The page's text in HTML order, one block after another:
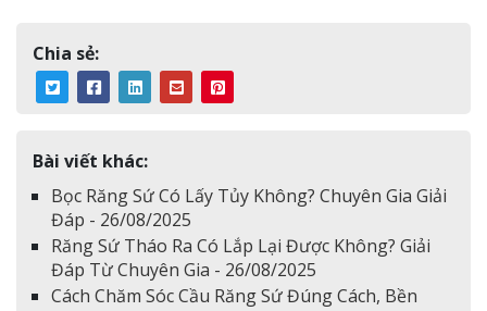
Chia sẻ:
Bài viết khác:
Bọc Răng Sứ Có Lấy Tủy Không? Chuyên Gia Giải
Đáp - 26/08/2025
Răng Sứ Tháo Ra Có Lắp Lại Được Không? Giải
Đáp Từ Chuyên Gia - 26/08/2025
Cách Chăm Sóc Cầu Răng Sứ Đúng Cách, Bền